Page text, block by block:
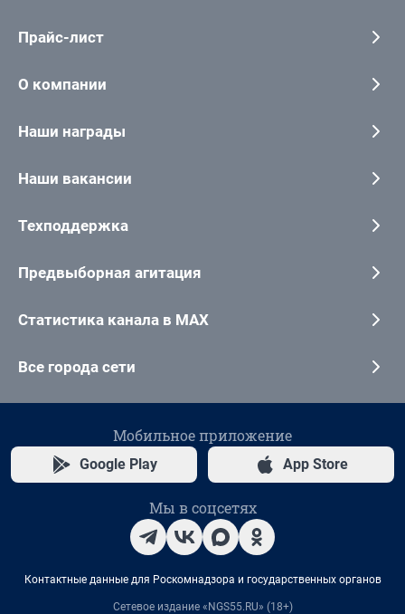
Прайс-лист
О компании
Наши награды
Наши вакансии
Техподдержка
Предвыборная агитация
Статистика канала в MAX
Все города сети
Мобильное приложение
Google Play App Store
Мы в соцсетях
Контактные данные для Роскомнадзора и государственных органов
Сетевое издание «NGS55.RU» (18+)